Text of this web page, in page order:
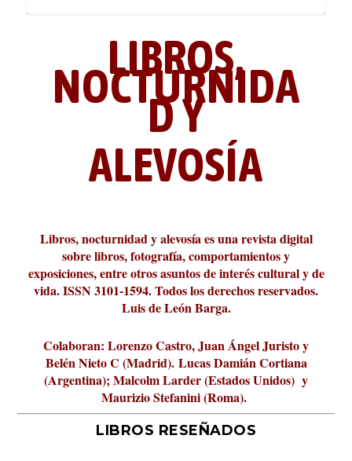
Liber 2026 al Fomento de la Le...
Revista Cultural Turia, númer...
10.000 pasos al día? Lo que d...
paisajística del mar de Sicil...
París
metafísicos de la novela ne...
LIBROS,
NOCTURNIDA
D Y
ALEVOSÍA
Libros, nocturnidad y alevosía es una revista digital
sobre libros, fotografía, comportamientos y
exposiciones, entre otros asuntos de interés cultural y de
vida. ISSN 3101-1594. Todos los derechos reservados.
Luis de León Barga.
Colaboran: Lorenzo Castro, Juan Ángel Juristo y
Belén Nieto C (Madrid). Lucas Damián Cortiana
(Argentina); Malcolm Larder (Estados Unidos) y
Maurizio Stefanini (Roma).
LIBROS RESEÑADOS